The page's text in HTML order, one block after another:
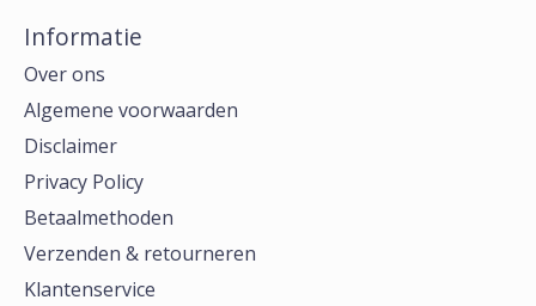
Informatie
Over ons
Algemene voorwaarden
Disclaimer
Privacy Policy
Betaalmethoden
Verzenden & retourneren
Klantenservice